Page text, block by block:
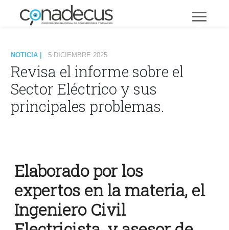
NOTICIA | 5 DICIEMBRE 2025
Revisa el informe sobre el
Sector Eléctrico y sus
principales problemas.
Elaborado por los
expertos en la materia, el
Ingeniero Civil